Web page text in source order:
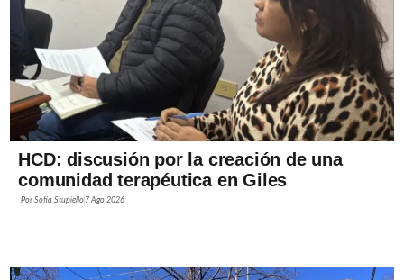
HCD: discusión por la creación de una
comunidad terapéutica en Giles
PorSofía Stupiello 7 Ago 2026